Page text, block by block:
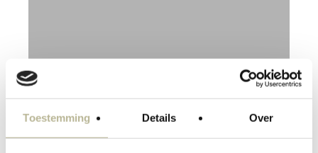
Toestemming Details Over